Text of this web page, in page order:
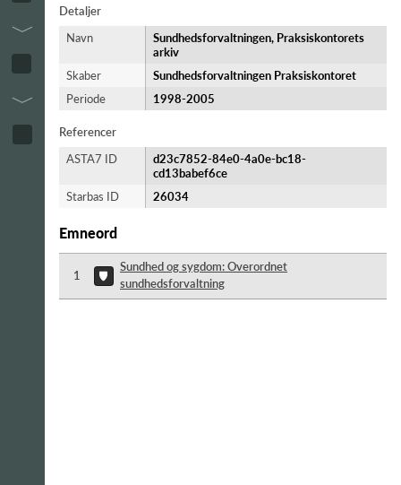
Detaljer
Navn
Sundhedsforvaltningen, Praksiskontorets
arkiv
Skaber
Sundhedsforvaltningen Praksiskontoret
Periode
1998-​2005
Referencer
ASTA7 ID
d23c7852-84e0-4a0e-bc18-
cd13babef6ce
Starbas ID
26034
Emneord
1
Sundhed og sygdom: Overordnet
sundhedsforvaltning